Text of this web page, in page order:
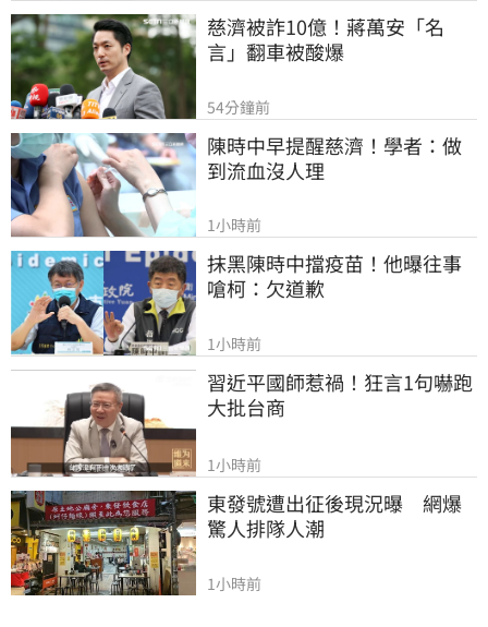
慈濟被詐10億！蔣萬安「名
言」翻車被酸爆
54分鐘前
陳時中早提醒慈濟！學者：做
到流血沒人理
1小時前
抹黑陳時中擋疫苗！他曝往事
嗆柯：欠道歉
1小時前
習近平國師惹禍！狂言1句嚇跑
大批台商
1小時前
東發號遭出征後現況曝　網爆
驚人排隊人潮
1小時前